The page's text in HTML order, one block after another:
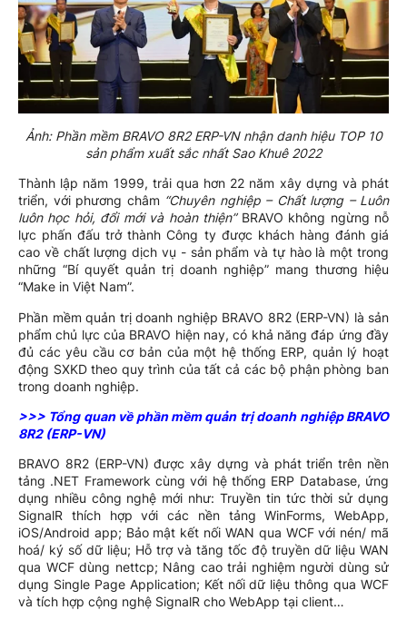
Ảnh: Phần mềm BRAVO 8R2 ERP-VN nhận danh hiệu TOP 10
sản phẩm xuất sắc nhất Sao Khuê 2022
Thành lập năm 1999, trải qua hơn 22 năm xây dựng và phát
triển, với phương châm “Chuyên nghiệp – Chất lượng – Luôn
luôn học hỏi, đổi mới và hoàn thiện”BRAVO không ngừng nỗ
lực phấn đấu trở thành Công ty được khách hàng đánh giá
cao về chất lượng dịch vụ - sản phẩm và tự hào là một trong
những “Bí quyết quản trị doanh nghiệp” mang thương hiệu
“Make in Việt Nam”.
Phần mềm quản trị doanh nghiệp BRAVO 8R2 (ERP-VN) là sản
phẩm chủ lực của BRAVO hiện nay, có khả năng đáp ứng đầy
đủ các yêu cầu cơ bản của một hệ thống ERP, quản lý hoạt
động SXKD theo quy trình của tất cả các bộ phận phòng ban
trong doanh nghiệp.
>>> Tổng quan về phần mềm quản trị doanh nghiệp BRAVO
8R2 (ERP-VN)
BRAVO 8R2 (ERP-VN) được xây dựng và phát triển trên nền
tảng .NET Framework cùng với hệ thống ERP Database, ứng
dụng nhiều công nghệ mới như: Truyền tin tức thời sử dụng
SignalR thích hợp với các nền tảng WinForms, WebApp,
iOS/Android app; Bảo mật kết nối WAN qua WCF với nén/ mã
hoá/ ký số dữ liệu; Hỗ trợ và tăng tốc độ truyền dữ liệu WAN
qua WCF dùng nettcp; Nâng cao trải nghiệm người dùng sử
dụng Single Page Application; Kết nối dữ liệu thông qua WCF
và tích hợp cộng nghệ SignalR cho WebApp tại client…